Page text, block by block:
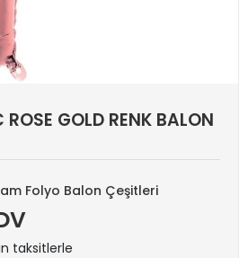
GOLD RENK BALON
Folyo Balon Çeşitleri
taksitlerle